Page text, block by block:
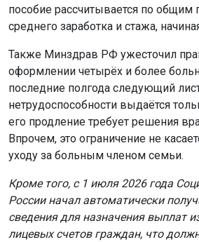
пособие рассчитывается по общим
среднего заработка и стажа,
Также Минздрав РФ ужесточил
оформлении четырёх и более
последние полгода следующий
нетрудоспособности выдаётся
его продление требует решения
Впрочем, это ограничение не
уходу за больным членом семьи.
Кроме того, с 1 июля 2026 года
России начал автоматически
сведения для назначения выплат
лицевых счетов граждан, что